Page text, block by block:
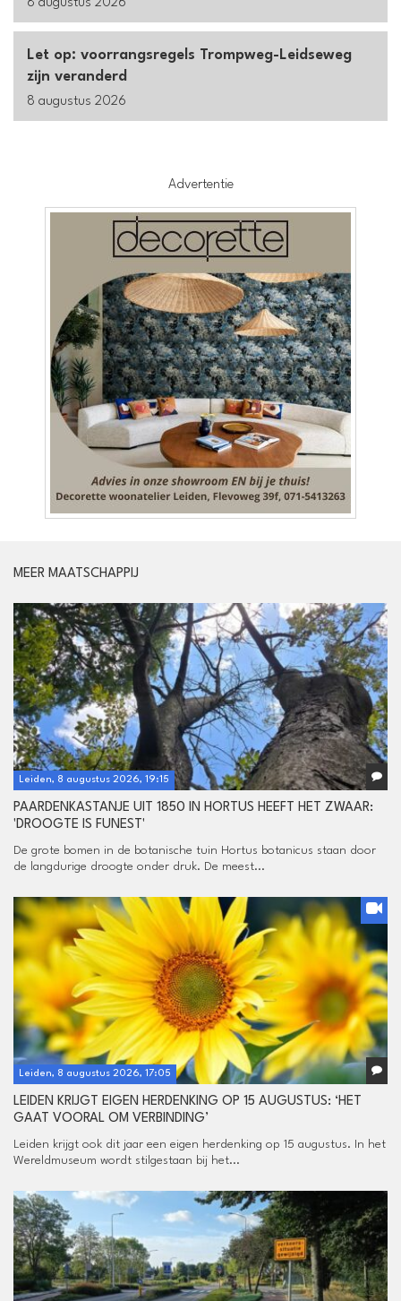
8 augustus 2026
Let op: voorrangsregels Trompweg-Leidseweg
zijn veranderd
8 augustus 2026
Advertentie
MEER MAATSCHAPPIJ
Leiden, 8 augustus 2026, 19:15
PAARDENKASTANJE UIT 1850 IN HORTUS HEEFT HET ZWAAR:
'DROOGTE IS FUNEST'
De grote bomen in de botanische tuin Hortus botanicus staan door
de langdurige droogte onder druk. De meest...
Leiden, 8 augustus 2026, 17:05
LEIDEN KRIJGT EIGEN HERDENKING OP 15 AUGUSTUS: ‘HET
GAAT VOORAL OM VERBINDING’
Leiden krijgt ook dit jaar een eigen herdenking op 15 augustus. In het
Wereldmuseum wordt stilgestaan bij het...